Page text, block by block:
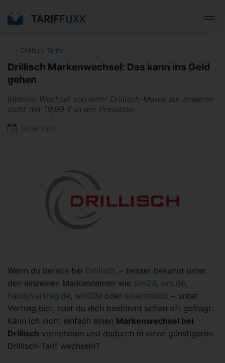
‹ Drillisch Tarife
Drillisch Markenwechsel: Das kann ins Geld
gehen
Interner Wechsel von einer Drillisch-Marke zur anderen
steht mit 19,99 € in der Preisliste
28.08.2024
Wenn du bereits bei Drillisch − besser bekannt unter
den einzelnen Markennamen wie sim24, sim.de,
handyvertrag.de, winSIM oder smartmobil − unter
Vertrag bist, hast du dich bestimmt schon oft gefragt:
Kann ich nicht einfach einen Markenwechsel bei
Drillisch vornehmen und dadurch in einen günstigeren
Drillisch-Tarif wechseln?